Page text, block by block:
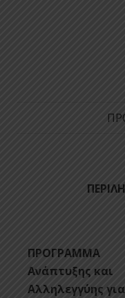
ΠΡΟΓΡΑΜΜΑ
Ανάπτυξης και
Αλληλεγγύης για